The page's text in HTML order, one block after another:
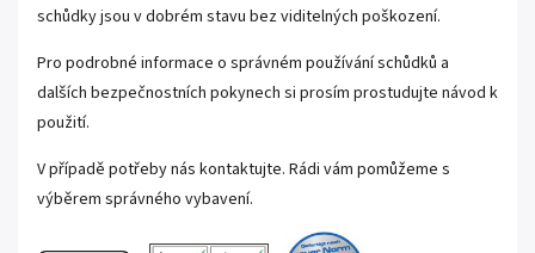
schůdky jsou v dobrém stavu bez viditelných poškození.
Pro podrobné informace o správném používání schůdků a
dalších bezpečnostních pokynech si prosím prostudujte návod k
použití.
V případě potřeby nás kontaktujte. Rádi vám pomůžeme s
výběrem správného vybavení.